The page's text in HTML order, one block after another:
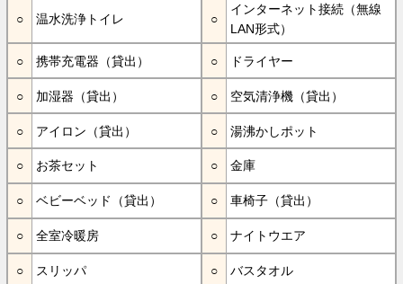
温水洗浄トイレ
インターネット接続（無線
LAN形式）
携帯充電器（貸出） ドライヤー
加湿器（貸出） 空気清浄機（貸出）
アイロン（貸出） 湯沸かしポット
お茶セット 金庫
ベビーベッド（貸出） 車椅子（貸出）
全室冷暖房 ナイトウエア
スリッパ バスタオル